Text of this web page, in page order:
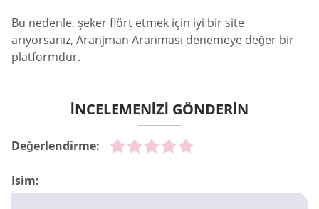
Bu nedenle, şeker flört etmek için iyi bir site
arıyorsanız, Aranjman Aranması denemeye değer bir
platformdur.
İNCELEMENİZİ GÖNDERİN
Değerlendirme:
Isim: